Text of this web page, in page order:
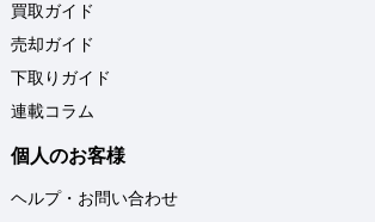
買取ガイド
売却ガイド
下取りガイド
連載コラム
個人のお客様
ヘルプ・お問い合わせ